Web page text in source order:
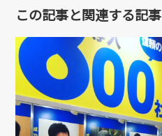
この記事と関連する記事